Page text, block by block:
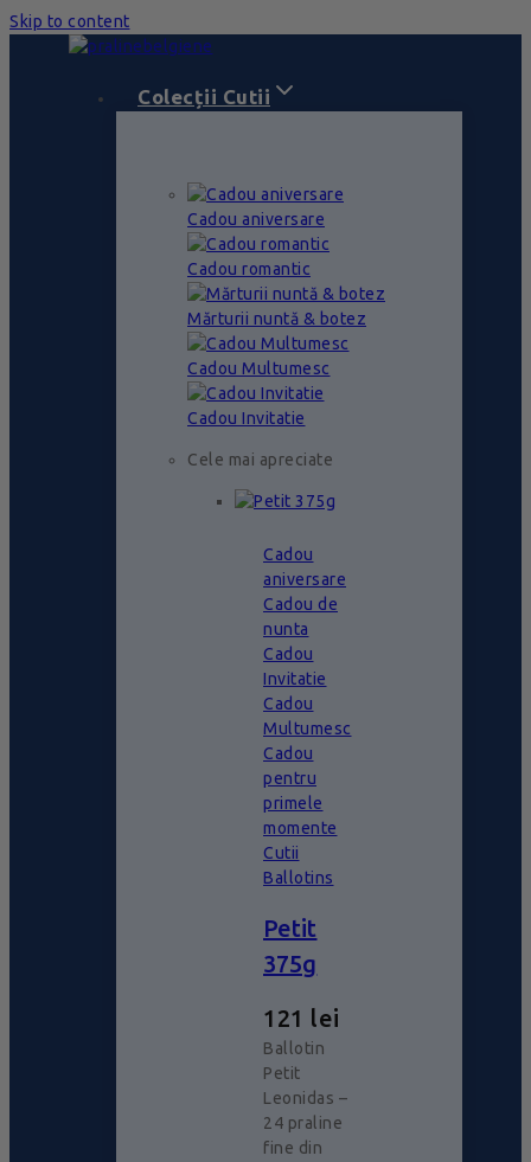
Skip to content
Colecții Cutii
Cadou aniversare
Cadou romantic
Mărturii nuntă & botez
Cadou Multumesc
Cadou Invitatie
Cele mai apreciate
Cadou
aniversare
Cadou de
nunta
Cadou
Invitatie
Cadou
Multumesc
Cadou
pentru
primele
momente
Cutii
Ballotins
Petit
375g
121 lei
Ballotin
Petit
Leonidas –
24 praline
fine din